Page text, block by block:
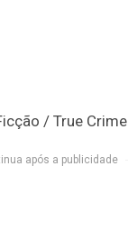
/ True Crime
após a publicidade